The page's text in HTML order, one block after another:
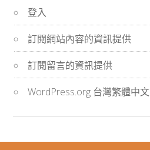
登入
訂閱網站內容的資訊提供
訂閱留言的資訊提供
WordPress.org 台灣繁體中文